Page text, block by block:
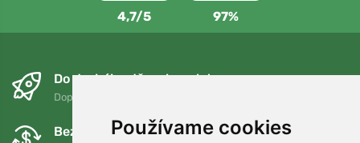
Používame cookies
4,7/5 97%
Do druhého dňa a bezplatne
Doprava zadarmo pri objednávkach nad 75 EUR
Bezplatná výmena a vrátenie tovaru